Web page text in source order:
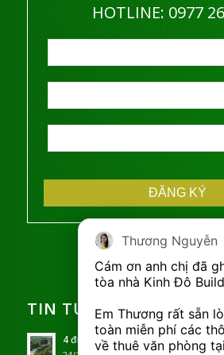
HOTLINE: ​0977
TIN TỨC THUÊ VĂN
4 điểm khiến Sonasea Phú Quốc
Thương Nguyễn
Cám ơn anh chị đã
tòa nhà Kinh Đô
Em Thương rất sẵn
toàn miễn phí các
về thuê văn phòng
Thương Nguyễn
Cám ơn anh chị đã
tòa nhà Kinh Đô
Em Thương rất sẵn
toàn miễn phí các
về thuê văn phòng